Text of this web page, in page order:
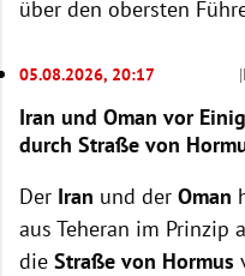
über den obersten
05.08.2026, 20:17 |
Iran und Oman vor
durch Straße von
Der Iran und der Oman
aus Teheran im Prinzip
die Straße von Hormus